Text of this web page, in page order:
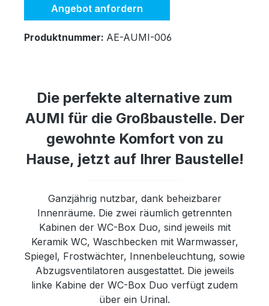
Angebot anfordern
Produktnummer: AE-AUMI-006
Die perfekte alternative zum
AUMI für die Großbaustelle. Der
gewohnte Komfort von zu
Hause, jetzt auf Ihrer Baustelle!
Ganzjährig nutzbar, dank beheizbarer
Innenräume. Die zwei räumlich getrennten
Kabinen der WC-Box Duo, sind jeweils mit
Keramik WC, Waschbecken mit Warmwasser,
Spiegel, Frostwächter, Innenbeleuchtung, sowie
Abzugsventilatoren ausgestattet. Die jeweils
linke Kabine der WC-Box Duo verfügt zudem
über ein Urinal.